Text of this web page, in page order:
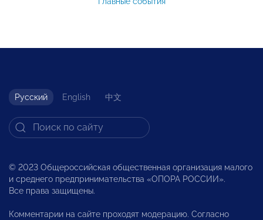
Русский English 中文
© 2023 Общероссийская общественная организация малого
и среднего предпринимательства «ОПОРА РОССИИ».
Все права защищены.
Комментарии на сайте проходят модерацию. Согласно